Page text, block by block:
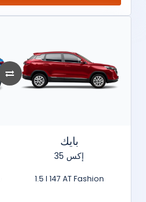
بايك
إكس 35
1.5 l 147 AT Fashion